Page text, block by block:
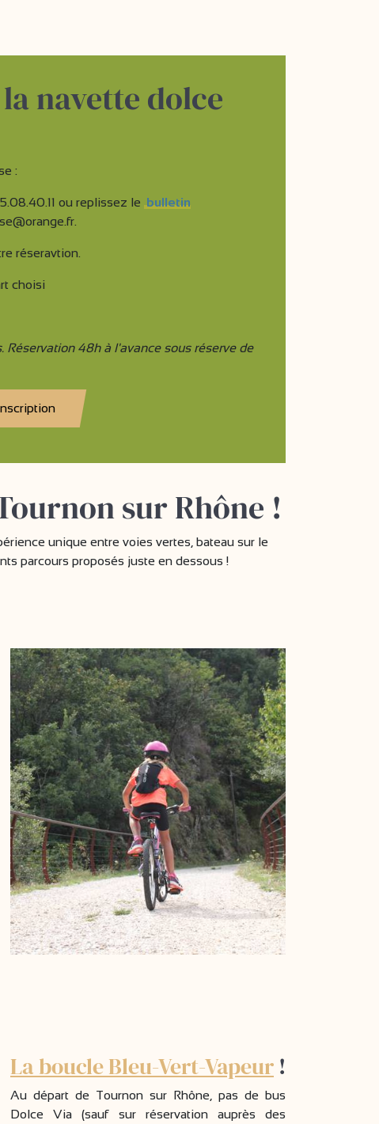
navette dolce
:
ou replissez le bulletin
réseravtion.
choisi
48h à l'avance sous réserve de
sur Rhône !
unique entre voies vertes, bateau sur le
parcours proposés juste en dessous !
La boucle Bleu-Vert-Vapeur !
Au départ de Tournon sur Rhône, pas de bus
Dolce Via (sauf sur réservation auprès des